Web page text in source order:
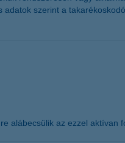
szerint a
alábecsülik az ezzel aktívan